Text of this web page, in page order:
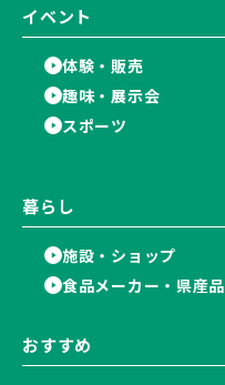
イベント
体験・販売
趣味・展示会
スポーツ
暮らし
施設・ショップ
食品メーカー・県産品
おすすめ